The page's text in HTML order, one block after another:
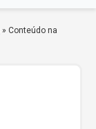
» Conteúdo na